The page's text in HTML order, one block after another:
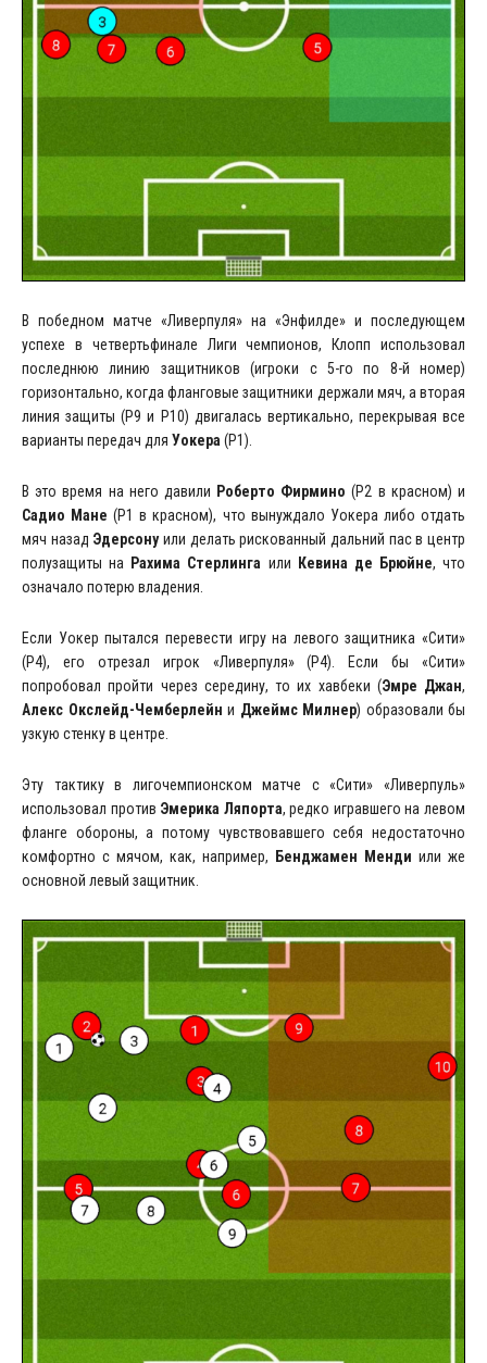
В победном матче «Ливерпуля» на «Энфилде» и последующем
успехе в четвертьфинале Лиги чемпионов, Клопп использовал
последнюю линию защитников (игроки с 5-го по 8-й номер)
горизонтально, когда фланговые защитники держали мяч, а вторая
линия защиты (P9 и P10) двигалась вертикально, перекрывая все
варианты передач для Уокера (P1).
В это время на него давили Роберто Фирмино (P2 в красном) и
Садио Мане (P1 в красном), что вынуждало Уокера либо отдать
мяч назад Эдерсонуили делать рискованный дальний пас в центр
полузащиты на Рахима Стерлинга или Кевина де Брюйне, что
означало потерю владения.
Если Уокер пытался перевести игру на левого защитника «Сити»
(P4), его отрезал игрок «Ливерпуля» (P4). Если бы «Сити»
попробовал пройти через середину, то их хавбеки (Эмре Джан,
Алекс Окслейд-Чемберлейн и Джеймс Милнер) образовали бы
узкую стенку в центре.
Эту тактику в лигочемпионском матче с «Сити» «Ливерпуль»
использовал против Эмерика Ляпорта, редко игравшего на левом
фланге обороны, а потому чувствовавшего себя недостаточно
комфортно с мячом, как, например,
Бенджамен Менди или же
основной левый защитник.